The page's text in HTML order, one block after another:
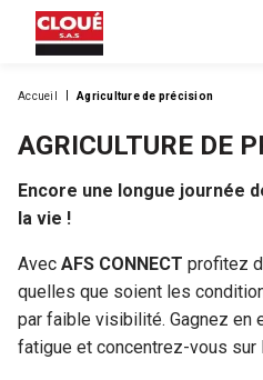
Accueil Agriculture de précision
AGRICULTURE DE
Encore une longue journée
la vie !
Avec AFS CONNECT profitez
quelles que soient les
par faible visibilité. Gagnez en
fatigue et concentrez-vous sur